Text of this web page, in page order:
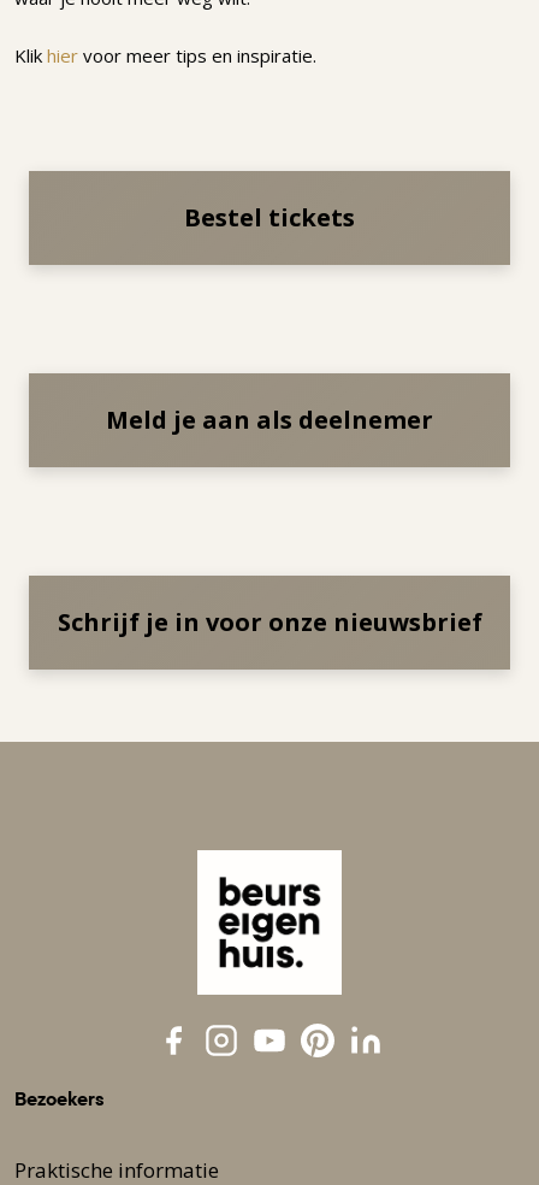
Klik hier voor meer tips en inspiratie.
Bestel tickets
Meld je aan als deelnemer
Schrijf je in voor onze nieuwsbrief
Bezoekers
Praktische informatie